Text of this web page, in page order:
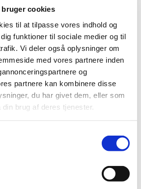
bruger cookies
til at tilpasse vores indhold og
funktioner til sociale medier og til
Vi deler også oplysninger om
med vores partnere inden
og
partnere kan kombinere disse
du har givet dem, eller som
brug af deres tjenester.
m.v.)
kan fx:
baggrund for efterfølgende
at få en erhvervsuddannelse og
GVU (Grundlæggende VoksenUd-
og jobmobilitet.
og dermed afsæt for en